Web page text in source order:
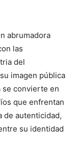
abrumadora
las
del
imagen pública
se convierte en
que enfrentan
de autenticidad,
su identidad